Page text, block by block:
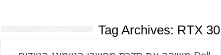
Tag Archives: RTX 30